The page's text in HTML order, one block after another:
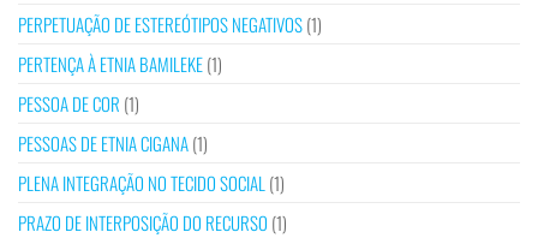
PERPETUAÇÃO DE ESTEREÓTIPOS NEGATIVOS(1)
PERTENÇA À ETNIA BAMILEKE(1)
PESSOA DE COR (1)
PESSOAS DE ETNIA CIGANA(1)
PLENA INTEGRAÇÃO NO TECIDO SOCIAL (1)
PRAZO DE INTERPOSIÇÃO DO RECURSO (1)